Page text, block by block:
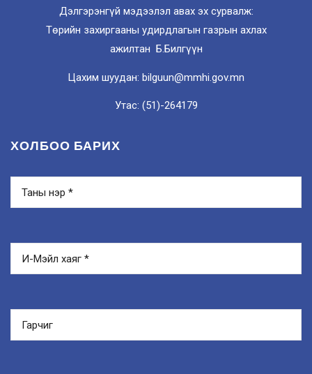
Дэлгэрэнгүй мэдээлэл авах эх сурвалж:
Төрийн захиргааны удирдлагын газрын ахлах
ажилтан Б.Билгүүн
Цахим шуудан: bilguun@mmhi.gov.mn
Утас: (51)-264179
ХОЛБОО БАРИХ